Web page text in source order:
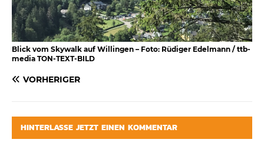
Blick vom Skywalk auf Willingen – Foto: Rüdiger Edelmann / ttb-
media TON-TEXT-BILD
VORHERIGER
HINTERLASSE JETZT EINEN KOMMENTAR